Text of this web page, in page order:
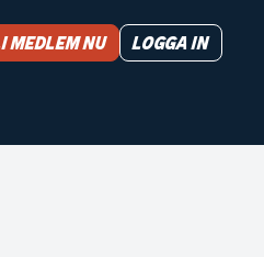
medlem nu Logga in